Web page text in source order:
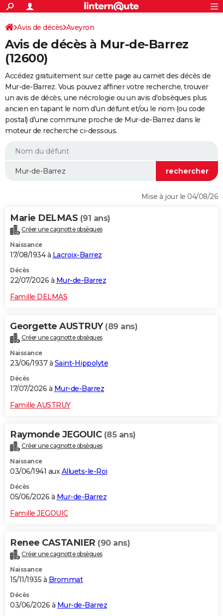
ACTUALITÉS
Politique
Société
Faits Divers
Education
Monde
Villes
+
SPORT
Coupe du monde 2026
Football
Tennis
Cyclisme
Rugby
Forum
FINANCE
Retraite
Impôts
Epargne
Immobilier
Risques naturels par ville
Banque
Assurance
Crédit
Essais
Réserver un essai
Citadines
Berlines
SUV
Forum auto
+
HIGH-TECH
Mobiles
Meilleur smartphone
Internet
Ordinateurs
Jeux vidéo
Guide high-tech
+BRICOLAGE
Forum
Aménagement intérieur
Extérieur
Cuisine
Salle de bains
Jardinage
Rangement
WEEK-END
Guides de France
Escapades
Patrimoine
Expositions
Musées
Week-end nature
LIFESTYLE
Alimentation
Guide de la santé
Maladies
Médicaments
Sommeil
VOYAGE
Destinations
City break
Voyage nature
Voyage de noces
Forum
Climat
+PHOTO
GUIDES D'ACHAT
BONS PLANS
CARTE DE VOEUX
Dictionnaire
Biographies
Citations
Expressions
Proverbes
PROGRAMME TV
COPAINS D'AVANT
S'inscrire
Se connecter
Lycées
Collèges
Primaires
Universités
Entreprises
Service militaire
Avis de recherche
AVIS DE DÉCÈS
Avis de décès Aveyron
Avis de décès à Mur-de-Barrez
(12600)
Accédez gratuitement sur cette page au carnet des décès de
Mur-de-Barrez. Vous pouvez affiner votre recherche, trouver
un avis de décès, une nécrologie ou un avis d'obsèques plus
ancien en tapant le nom d'un défunt et/ou le nom (ou code
postal) d'une commune proche de Mur-de-Barrez dans le
moteur de recherche ci-dessous.
Mise à jour le 04/08/26
Marie DELMAS (91 ans)
Créer une cagnotte obsèques
Naissance
17/08/1934 à Lacroix-Barrez
Décès
22/07/2026 à Mur-de-Barrez
Famille DELMAS
Georgette AUSTRUY (89 ans)
Créer une cagnotte obsèques
Naissance
23/06/1937 à Saint-Hippolyte
Décès
17/07/2026 à Mur-de-Barrez
Famille AUSTRUY
Raymonde JEGOUIC (85 ans)
Créer une cagnotte obsèques
Naissance
03/06/1941 auxAlluets-le-Roi
Décès
05/06/2026 à Mur-de-Barrez
Famille JEGOUIC
Renee CASTANIER (90 ans)
Créer une cagnotte obsèques
Naissance
15/11/1935 à Brommat
Décès
03/06/2026 à Mur-de-Barrez